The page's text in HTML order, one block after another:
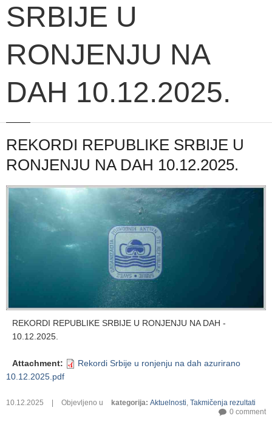
SRBIJE U
RONJENJU NA
DAH 10.12.2025.
REKORDI REPUBLIKE SRBIJE U
RONJENJU NA DAH 10.12.2025.
REKORDI REPUBLIKE SRBIJE U RONJENJU NA DAH -
10.12.2025.
Attachment:
Rekordi Srbije u ronjenju na dah azurirano
10.12.2025.pdf
10.12.2025 Objevljeno u kategorija: Aktuelnosti, Takmičenja rezultati
0 comment